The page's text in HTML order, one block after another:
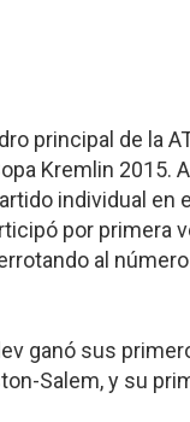
principal de la
Kremlin 2015.
individual en
por primera
al
ganó sus
Salem, y su